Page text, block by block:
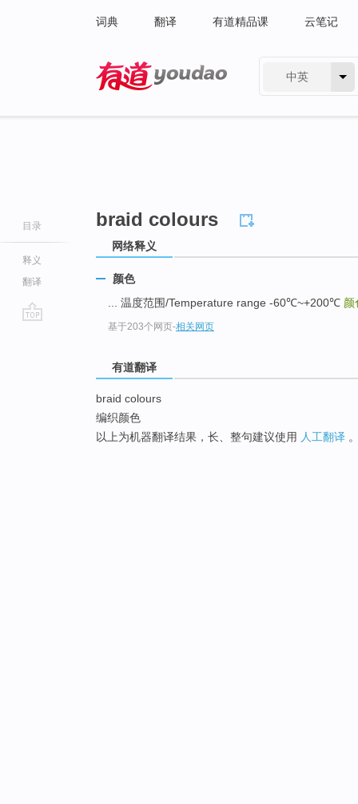
词典 翻译 有道精品课 云笔记
中英
目录
释义
翻译
braid colours
网络释义
颜色
... 温度范围/Temperature range -60℃~+200℃ 颜
基于203个网页-相关网页
有道翻译
braid colours
编织颜色
以上为机器翻译结果，长、整句建议使用 人工翻译